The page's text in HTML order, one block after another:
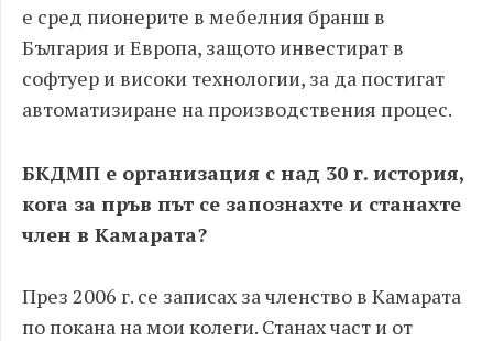
е сред пионерите в мебелния бранш в
България и Европа, защото инвестират в
софтуер и високи технологии, за да постигат
автоматизиране на производствения процес.
БКДМП е организация с над 30 г. история,
кога за пръв път се запознахте и станахте
член в Камарата?
През 2006 г. се записах за членство в Камарата
по покана на мои колеги. Станах част и от